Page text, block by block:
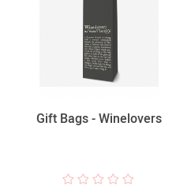
Gift Bags - Winelovers